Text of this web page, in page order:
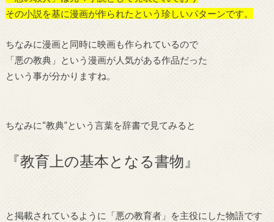
その小説を基に漫画が作られたという珍しいパターンです。
ちなみに漫画と同時に映画も作られているので
「悪の教典」という漫画が人気がある作品だった
という事が分かりますね。
ちなみに“教典”という言葉を辞書で見てみると
『教育上の基本となる書物』
と掲載されているように「悪の教育者」を主役にした物語です